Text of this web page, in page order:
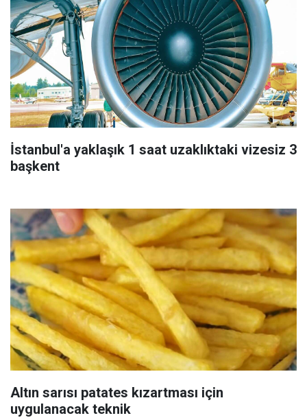
İstanbul'a yaklaşık 1 saat uzaklıktaki vizesiz 3
başkent
Altın sarısı patates kızartması için
uygulanacak teknik